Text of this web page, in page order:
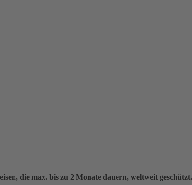
die max. bis zu 2 Monate dauern, weltweit geschützt.